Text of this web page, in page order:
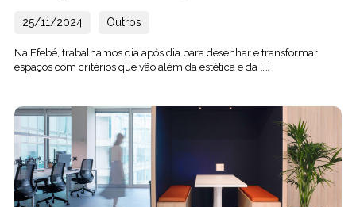
25/11/2024 Outros
Na Efebé, trabalhamos dia após dia para desenhar e transformar
espaços com critérios que vão além da estética e da […]